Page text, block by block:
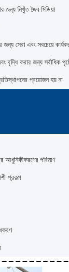
জন্য নিখুঁত জৈব মিডিয়া
সেরা এবং সবচেয়ে কার্যকর
বৃদ্ধি করার জন্য সর্বাধিক
প্রয়োজন হয় না
আধুনিকীকরণের পরিমাণ
প্রকল্প